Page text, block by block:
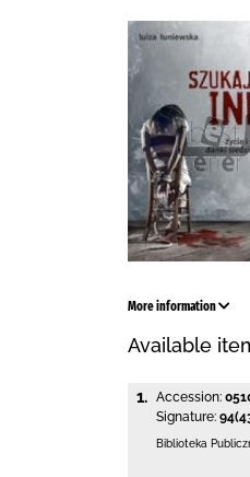
More information
Available
1. Accession:
Signature:
Biblioteka